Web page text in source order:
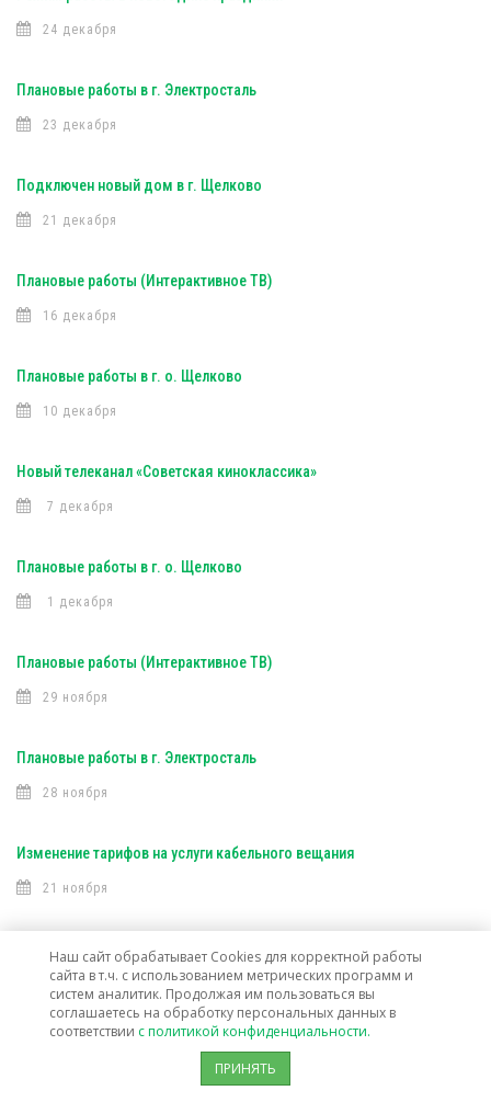
24 декабря
Плановые работы в г. Электросталь
23 декабря
Подключен новый дом в г. Щелково
21 декабря
Плановые работы (Интерактивное ТВ)
16 декабря
Плановые работы в г. о. Щелково
10 декабря
Новый телеканал «Советская киноклассика»
7 декабря
Плановые работы в г. о. Щелково
1 декабря
Плановые работы (Интерактивное ТВ)
29 ноября
Плановые работы в г. Электросталь
28 ноября
Изменение тарифов на услуги кабельного вещания
21 ноября
Плановые работы в г. Старая Купавна
16 ноября
Плановые работы (Интерактивное ТВ)
Наш сайт обрабатывает Cookies для корректной работы
сайта в т.ч. с использованием метрических программ и
систем аналитик. Продолжая им пользоваться вы
соглашаетесь на обработку персональных данных в
соответствии с политикой конфиденциальности.
ПРИНЯТЬ